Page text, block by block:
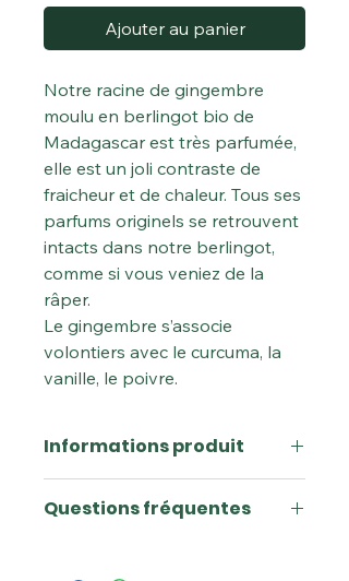
Ajouter au panier
Notre racine de gingembre
moulu en berlingot bio de
Madagascar est très parfumée,
elle est un joli contraste de
fraicheur et de chaleur. Tous ses
parfums originels se retrouvent
intacts dans notre berlingot,
comme si vous veniez de la
râper.
Le gingembre s’associe
volontiers avec le curcuma, la
vanille, le poivre.
Informations produit
Légumes, Salades, Tartes,
Questions fréquentes